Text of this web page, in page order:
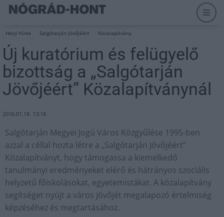
Helyi hírek Salgótarján Jövőjéért Közalapítvány
Új kuratórium és felügyelő
bizottság a „Salgótarján
Jövőjéért” Közalapítványnál
2016.01.18. 13:18
Salgótarján Megyei Jogú Város Közgyűlése 1995-ben
azzal a céllal hozta létre a „Salgótarján Jövőjéért”
Közalapítványt, hogy támogassa a kiemelkedő
tanulmányi eredményeket elérő és hátrányos szociális
helyzetű főiskolásokat, egyetemistákat. A közalapítvány
segítséget nyújt a város jövőjét megalapozó értelmiség
képzéséhez és megtartásához.